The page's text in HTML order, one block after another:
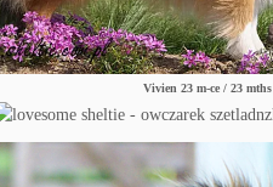
Vivien 23 m-ce / 23 mths